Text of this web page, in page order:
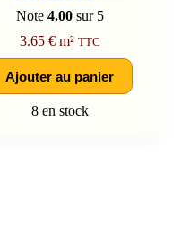
Note 4.00sur 5
3.65 €m² TTC
Ajouter au panier
8 en stock